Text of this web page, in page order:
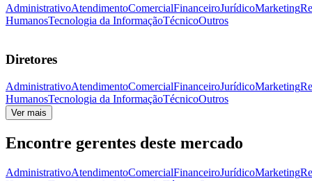
AdministrativoAtendimentoComercialFinanceiroJurídicoMarketing
HumanosTecnologia da InformaçãoTécnicoOutros
Diretores
AdministrativoAtendimentoComercialFinanceiroJurídicoMarketing
HumanosTecnologia da InformaçãoTécnicoOutros
Ver mais
Encontre gerentes deste mercado
AdministrativoAtendimentoComercialFinanceiroJurídicoMarketing